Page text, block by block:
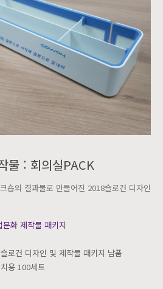
물 : 회의실PACK
숍의 결과물로 만들어진 2018슬로건 디자인
화 제작물 패키지
로건 디자인 및 제작물 패키지 납품
용 100세트